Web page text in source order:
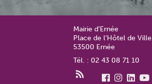
Mairie d’Ernée
Place de l’Hôtel de Ville
53500 Ernée
Tél. : 02 43 08 71 10